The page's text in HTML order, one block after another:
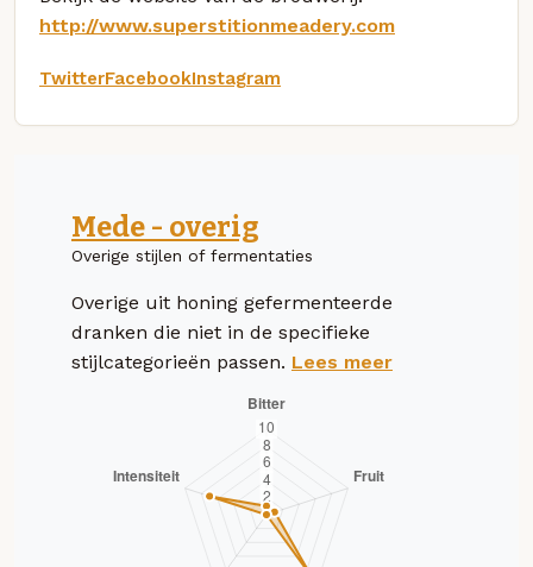
http://www.superstitionmeadery.com
TwitterFacebookInstagram
Mede - overig
Overige stijlen of fermentaties
Overige uit honing gefermenteerde
dranken die niet in de specifieke
stijlcategorieën passen. Lees meer